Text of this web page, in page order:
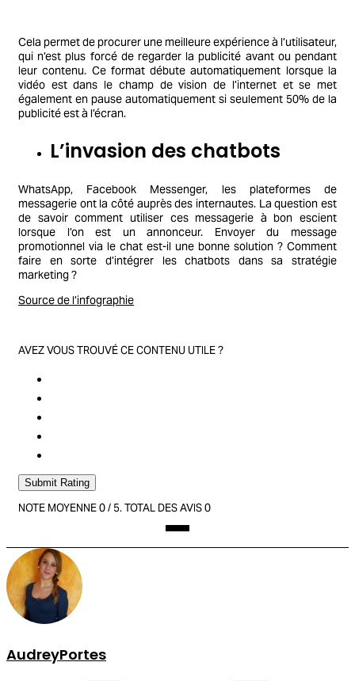
Cela permet de procurer une meilleure expérience à l’utilisateur,
qui n’est plus forcé de regarder la publicité avant ou pendant
leur contenu. Ce format débute automatiquement lorsque la
vidéo est dans le champ de vision de l’internet et se met
également en pause automatiquement si seulement 50% de la
publicité est à l’écran.
L’invasion des chatbots
WhatsApp, Facebook Messenger, les plateformes de
messagerie ont la côté auprès des internautes. La question est
de savoir comment utiliser ces messagerie à bon escient
lorsque l’on est un annonceur. Envoyer du message
promotionnel via le chat est-il une bonne solution ? Comment
faire en sorte d’intégrer les chatbots dans sa stratégie
marketing ?
Source de l’infographie
AVEZ VOUS TROUVÉ CE CONTENU UTILE ?
Submit Rating
NOTE MOYENNE0/ 5. TOTAL DES AVIS0
AudreyPortes